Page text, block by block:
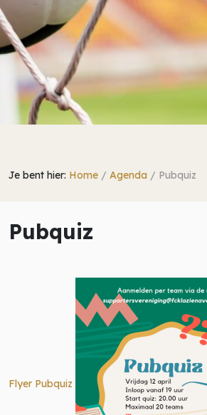
Je bent hier: Home / Agenda / Pubquiz
Pubquiz
Flyer Pubquiz